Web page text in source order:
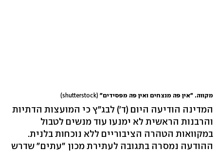
מקווה. "אין פה מנצחים ואין פה מפסידים" (shutterstock)
המדינה הודיעה היום (ד') לבג"ץ כי המועצות הדתיות
והרבנות הראשית לא ימנעו עוד מנשים לטבול
במקוואות הטהרה הציבוריים ללא נוכחות בלנית.
ההודעה נמסרה בתגובה לעתירת מכון "עתים" שדרש